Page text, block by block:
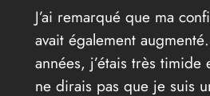
J’ai remarqué que ma
avait également
années, j’étais très
ne dirais pas que je suis